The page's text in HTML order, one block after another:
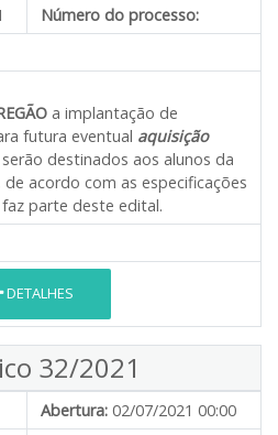
Número do processo:
a implantação de
futura eventual aquisição
destinados aos alunos da
de acordo com as especificações
parte deste edital.
DETALHES
32/2021
Abertura: 02/07/2021 00:00